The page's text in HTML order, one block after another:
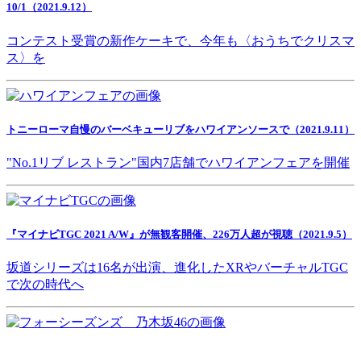
10/1（2021.9.12）
コンテスト受賞の新作ケーキで、今年も〈おうちでクリスマ
ス〉を
トニーローマ自慢のバーベキューリブをハワイアンソースで（2021.9.11）
"No.1リブ レストラン"国内7店舗でハワイアンフェアを開催
『マイナビTGC 2021 A/W』が無観客開催、226万人超が視聴（2021.9.5）
坂道シリーズは16名が出演、進化したXRやバーチャルTGC
で次の時代へ